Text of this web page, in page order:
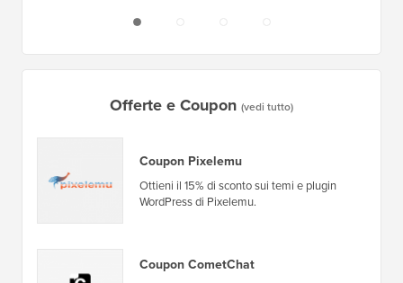
Offerte e Coupon (vedi tutto)
Coupon Pixelemu
Ottieni il 15% di sconto sui temi e plugin
WordPress di Pixelemu.
Coupon CometChat